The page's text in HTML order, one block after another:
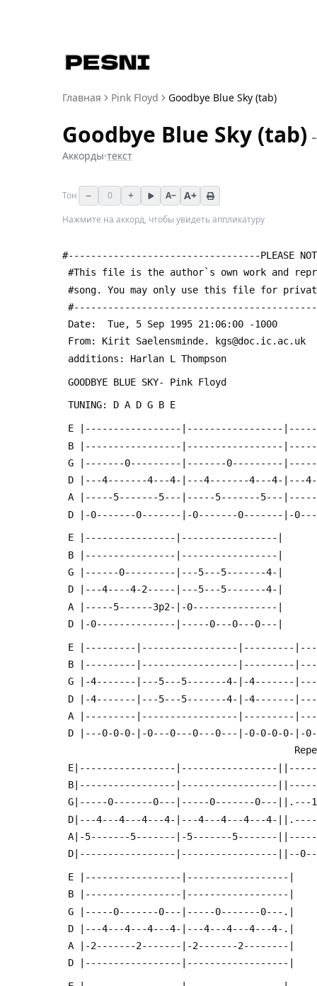
Главная Pink Floyd Goodbye Blue Sky (tab)
Goodbye Blue Sky (tab) -
Аккорды·текст
Тон − 0 + A− A+
Нажмите на аккорд, чтобы увидеть аппликатуру
#----------------------------------PLEASE
#This file is the author`s own work and
#song. You may only use this file for
Date: 	Tue, 5 Sep 1995 21:06:00 -1000
From: Kirit Saelensminde. kgs@doc.ic.ac.uk
additions: Harlan L Thompson
GOODBYE BLUE SKY- Pink Floyd
TUNING: D A D G B E
E |-----------------|-----------------
B |-----------------|-----------------
G |-------0---------|-------0---------
D |---4-------4---4-|---4-------4---4-|---
A |-----5-------5---|-----5-------5---|-----
D |-0-------0-------|-0-------0-------|-
E |----------------|-----------------|
B |----------------|-----------------|
G |------0---------|---5---5-------4-|
D |---4----4-2-----|---5---5-------4-|
A |-----5------3p2-|-0---------------|
D |-0--------------|-----0---0---0---|
E |---------|-----------------|---------
B |---------|-----------------|---------
G |-4-------|---5---5-------4-|-4-------|---
D |-4-------|---5---5-------4-|-4-------
A |---------|-----------------|---------
D |---0-0-0-|-0---0---0---0---|-0-0-0-0-|-
E|-----------------|-----------------
B|-----------------|-----------------
G|-----0-------0---|-----0-------0---||.---
D|---4---4---4---4-|---4---4---4---4-
A|-5-------5-------|-5-------5-------
D|-----------------|-----------------||--
E |-----------------|------------------|
B |-----------------|------------------|
G |-----0-------0---|-----0-------0---.|
D |---4---4---4---4-|---4---4---4---4-.|
A |-2-------2-------|-2-------2--------|
D |-----------------|------------------|